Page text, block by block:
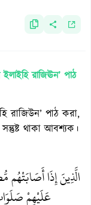
ইলাইহি রাজিঊন’ পাঠ
রাজিউন’ পাঠ করা,
থাকা আবশ্যক।
الَّذِينَ إِذَا أَصَابَتْهُم
عَلَيْهِمْ